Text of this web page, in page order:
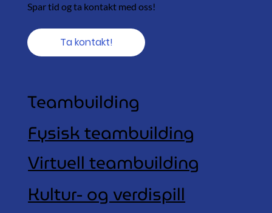
Spar tid og ta kontakt med oss!
Ta kontakt!
Teambuilding
Fysisk teambuilding
Virtuell teambuilding
Kultur- og verdispill